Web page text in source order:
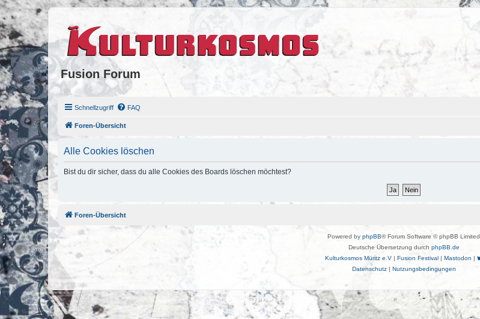
Fusion Forum
Schnellzugriff FAQ
Foren-Übersicht
Alle Cookies löschen
Bist du dir sicher, dass du alle Cookies des Boards löschen möchtest?
Foren-Übersicht
Powered by phpBB® Forum Software © phpBB Limited
Deutsche Übersetzung durch phpBB.de
Kulturkosmos Müritz e.V | Fusion Festival | Mastodon |
Datenschutz| Nutzungsbedingungen